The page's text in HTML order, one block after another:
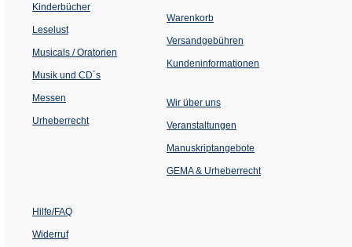
Kinderbücher
Leselust
Musicals / Oratorien
Musik und CD´s
Messen
Urheberrecht
Warenkorb
Versandgebühren
Kundeninformationen
Wir über uns
Veranstaltungen
einem
Tab)
Manuskriptangebote
GEMA & Urheberrecht
Hilfe/FAQ
Widerruf